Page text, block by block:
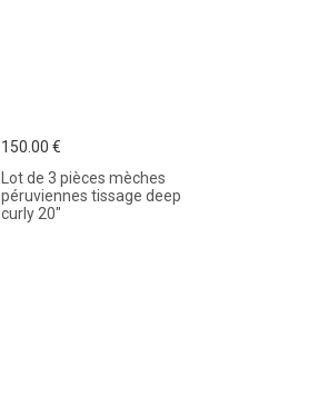
Lot de 3 pièces mèches
péruviennes tissage deep
curly 20"
150.00 €